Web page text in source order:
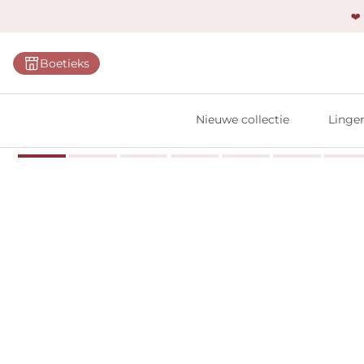
❤️
Boetieks
Nieuwe collectie